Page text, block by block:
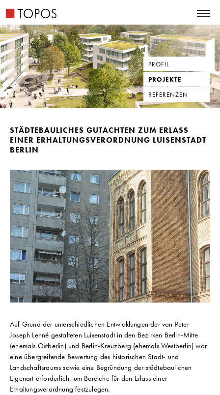
PROFIL
PROJEKTE
REFERENZEN
STÄDTEBAULICHES GUTACHTEN ZUM ERLASS
EINER ERHALTUNGSVERORDNUNG LUISENSTADT
BERLIN
Auf Grund der unterschiedlichen Entwicklungen der von Peter
Joseph Lenné gestalteten Luisenstadt in den Bezirken Berlin-Mitte
(ehemals Ostberlin) und Berlin-Kreuzberg (ehemals Westberlin) war
eine übergreifende Bewertung des historischen Stadt- und
Landschaftsraums sowie eine Begründung der städtebaulichen
Eigenart erforderlich, um Bereiche für den Erlass einer
Erhaltungsverordnung festzulegen.